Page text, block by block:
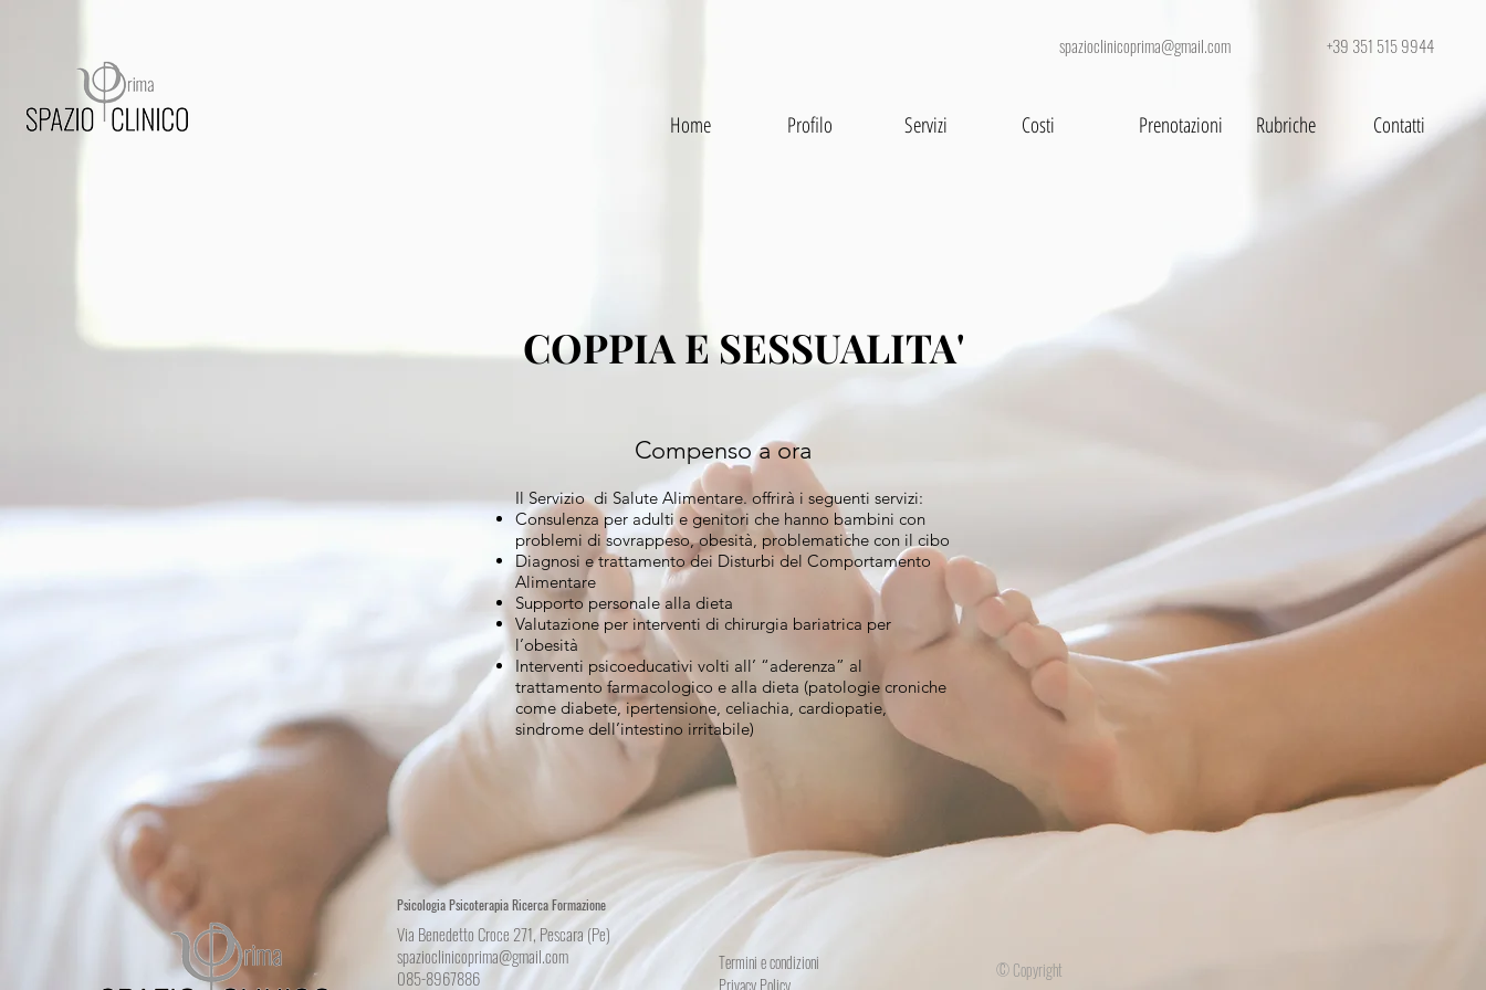
spazioclinicoprima@gmail.com +39 351 515 9944
Home Profilo Servizi Costi Prenotazioni Rubriche Contatti
COPPIA E SESSUALITA'
Compenso a ora
Il Servizio di Salute Alimentare. offrirà i seguenti servizi:
Consulenza per adulti e genitori che hanno bambini con
problemi di sovrappeso, obesità, problematiche con il cibo
Diagnosi e trattamento dei Disturbi del Comportamento
Alimentare
Supporto personale alla dieta
Valutazione per interventi di chirurgia bariatrica per
l’obesità
Interventi psicoeducativi volti all’ “aderenza” al
trattamento farmacologico e alla dieta (patologie croniche
come diabete, ipertensione, celiachia, cardiopatie,
sindrome dell’intestino irritabile)
Psicologia Psicoterapia Ricerca Formazione
Via Benedetto Croce 271, Pescara (Pe)
spazioclinicoprima@gmail.com
085-8967886
Termini e condizioni
Privacy Policy
© Copyright